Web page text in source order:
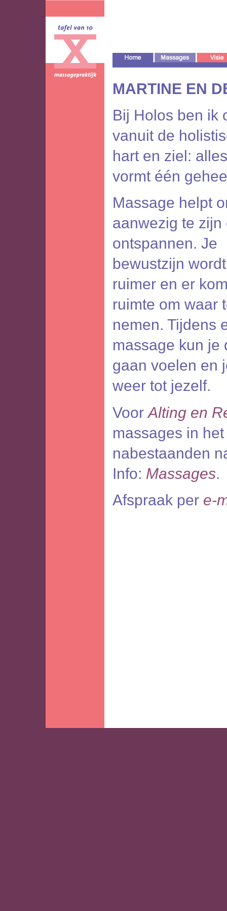
MARTINE EN
Bij Holos ben ik
vanuit de
hart en ziel:
vormt één
Massage helpt
aanwezig te zijn
ontspannen. Je
bewustzijn wordt
ruimer en er
ruimte om waar
nemen. Tijdens
massage kun je
gaan voelen en
weer tot jezelf.
VoorAlting en
massages in
nabestaanden
Info: Massages.
Afspraak per e-